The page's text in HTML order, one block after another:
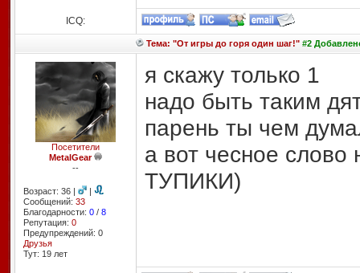
ICQ:
Тема: "От игры до горя один шаг!"#2
Посетители
MetalGear
--
Возраст: 36 |
|
Сообщений: 33
Благодарности: 0/ 8
Репутация: 0
Предупреждений: 0
Друзья
Тут: 19 лет
я скажу только 1
надо быть таким
парень ты чем
а вот чесное слово
ТУПИКИ)